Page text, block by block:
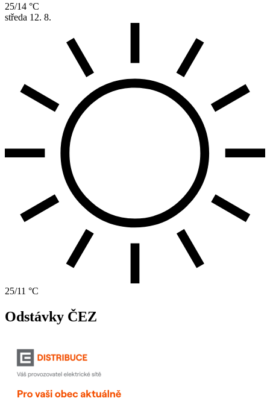
25/14 °C
středa 12. 8.
25/11 °C
Odstávky ČEZ